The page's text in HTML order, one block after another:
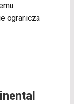
ogranicza